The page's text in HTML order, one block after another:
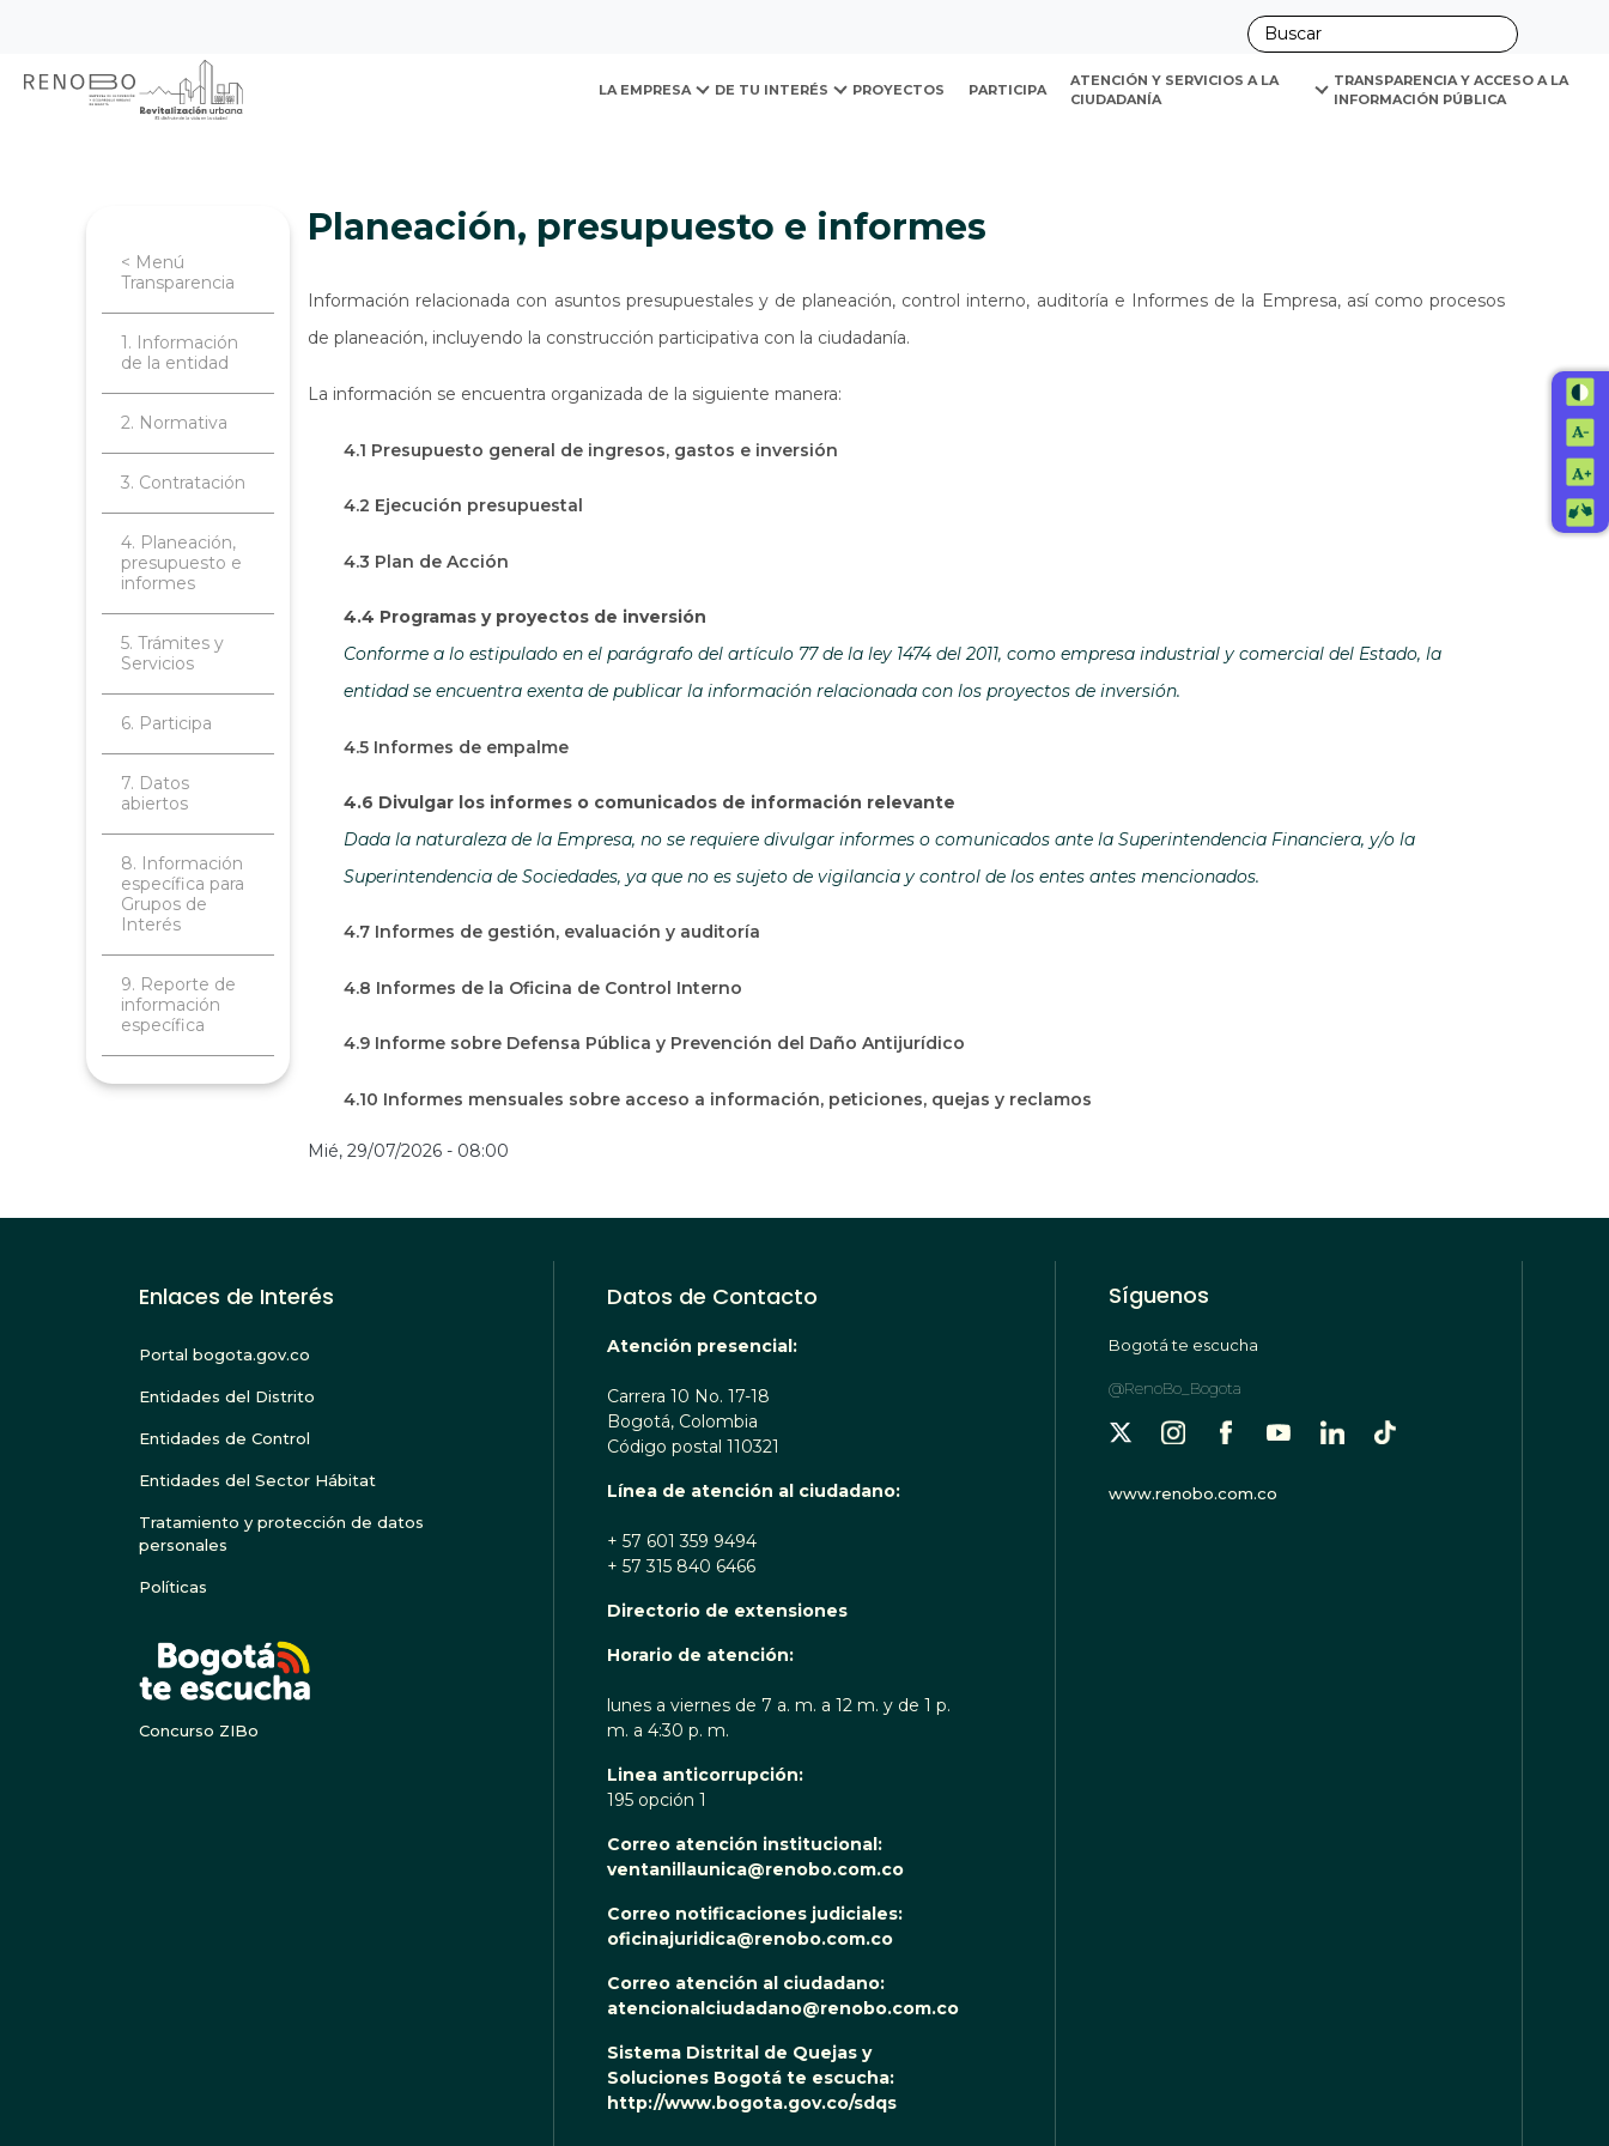
contenido
Sitio Web Empresa de Renovación y Desarrollo Urbano
LA EMPRESA DE TU INTERÉS PROYECTOS PARTICIPA
ATENCIÓN Y SERVICIOS A LA
CIUDADANÍA
TRANSPARENCIA Y ACCESO A LA
INFORMACIÓN PÚBLICA
< Menú
Transparencia
1. Información
de la entidad
2. Normativa
3. Contratación
4. Planeación,
presupuesto e
informes
5. Trámites y
Servicios
6. Participa
7. Datos
abiertos
8. Información
específica para
Grupos de
Interés
9. Reporte de
información
específica
Planeación, presupuesto e informes
Información relacionada con asuntos presupuestales y de planeación, control interno, auditoría e Informes de la Empresa, así como procesos
de planeación, incluyendo la construcción participativa con la ciudadanía.
La información se encuentra organizada de la siguiente manera:
4.1 Presupuesto general de ingresos, gastos e inversión
4.2 Ejecución presupuestal
4.3 Plan de Acción
4.4 Programas y proyectos de inversión
Conforme a lo estipulado en el parágrafo del artículo 77 de la ley 1474 del 2011, como empresa industrial y comercial del Estado, la
entidad se encuentra exenta de publicar la información relacionada con los proyectos de inversión.
4.5 Informes de empalme
4.6 Divulgar los informes o comunicados de información relevante
Dada la naturaleza de la Empresa, no se requiere divulgar informes o comunicados ante la Superintendencia Financiera, y/o la
Superintendencia de Sociedades, ya que no es sujeto de vigilancia y control de los entes antes mencionados.
4.7 Informes de gestión, evaluación y auditoría
4.8 Informes de la Oficina de Control Interno
4.9 Informe sobre Defensa Pública y Prevención del Daño Antijurídico
4.10 Informes mensuales sobre acceso a información, peticiones, quejas y reclamos
Mié, 29/07/2026 - 08:00
Enlaces de Interés
Portal bogota.gov.co
Entidades del Distrito
Entidades de Control
Entidades del Sector Hábitat
Tratamiento y protección de datos
personales
Políticas
Concurso ZIBo
Datos de Contacto
Atención presencial:
Carrera 10 No. 17-18
Bogotá, Colombia
Código postal 110321
Línea de atención al ciudadano:
+ 57 601 359 9494
+ 57 315 840 6466
Directorio de extensiones
Horario de atención:
lunes a viernes de 7 a. m. a 12 m. y de 1 p.
m. a 4:30 p. m.
Linea anticorrupción:
195 opción 1
Correo atención institucional:
ventanillaunica@renobo.com.co
Correo notificaciones judiciales:
oficinajuridica@renobo.com.co
Correo atención al ciudadano:
atencionalciudadano@renobo.com.co
Sistema Distrital de Quejas y
Soluciones Bogotá te escucha:
http://www.bogota.gov.co/sdqs
Síguenos
Bogotá te escucha
@RenoBo_Bogota
www.renobo.com.co